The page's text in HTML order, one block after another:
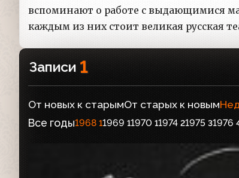
вспоминают о работе с выдающимися
каждым из них стоит великая русская
Записи 1
От новых к старымОт старых к новым
Все годы1968 11969 11970 11974 21975 31976